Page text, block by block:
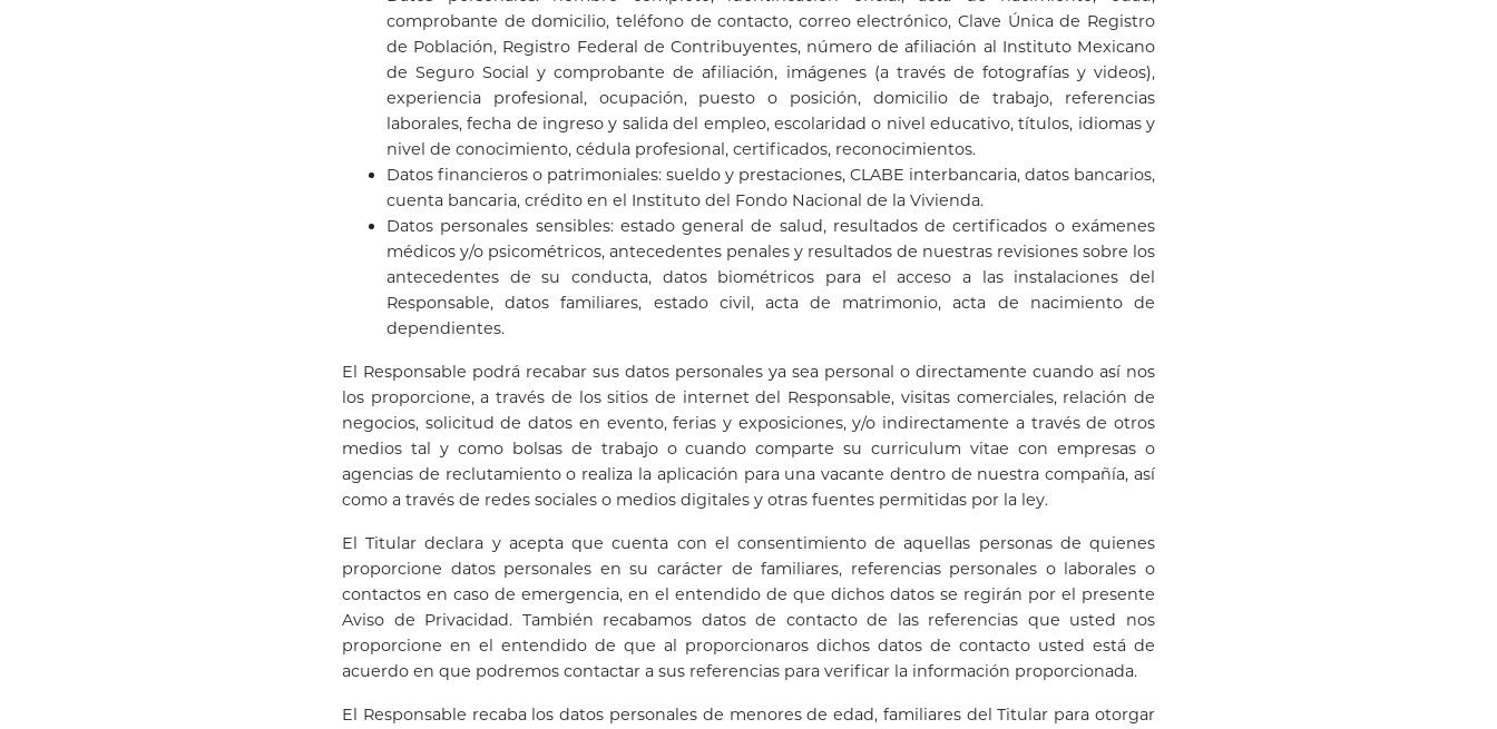
comprobante de domicilio, teléfono de contacto, correo electrónico, Clave Única de Registro
de Población, Registro Federal de Contribuyentes, número de afiliación al Instituto Mexicano
de Seguro Social y comprobante de afiliación, imágenes (a través de fotografías y videos),
experiencia profesional, ocupación, puesto o posición, domicilio de trabajo, referencias
laborales, fecha de ingreso y salida del empleo, escolaridad o nivel educativo, títulos, idiomas y
nivel de conocimiento, cédula profesional, certificados, reconocimientos.
Datos financieros o patrimoniales: sueldo y prestaciones, CLABE interbancaria, datos bancarios,
cuenta bancaria, crédito en el Instituto del Fondo Nacional de la Vivienda.
Datos personales sensibles: estado general de salud, resultados de certificados o exámenes
médicos y/o psicométricos, antecedentes penales y resultados de nuestras revisiones sobre los
antecedentes de su conducta, datos biométricos para el acceso a las instalaciones del
Responsable, datos familiares, estado civil, acta de matrimonio, acta de nacimiento de
dependientes.
El Responsable podrá recabar sus datos personales ya sea personal o directamente cuando así nos
los proporcione, a través de los sitios de internet del Responsable, visitas comerciales, relación de
negocios, solicitud de datos en evento, ferias y exposiciones, y/o indirectamente a través de otros
medios tal y como bolsas de trabajo o cuando comparte su curriculum vitae con empresas o
agencias de reclutamiento o realiza la aplicación para una vacante dentro de nuestra compañía, así
como a través de redes sociales o medios digitales y otras fuentes permitidas por la ley.
El Titular declara y acepta que cuenta con el consentimiento de aquellas personas de quienes
proporcione datos personales en su carácter de familiares, referencias personales o laborales o
contactos en caso de emergencia, en el entendido de que dichos datos se regirán por el presente
Aviso de Privacidad. También recabamos datos de contacto de las referencias que usted nos
proporcione en el entendido de que al proporcionaros dichos datos de contacto usted está de
acuerdo en que podremos contactar a sus referencias para verificar la información proporcionada.
El Responsable recaba los datos personales de menores de edad, familiares del Titular para otorgar